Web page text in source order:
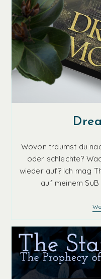
Wovon träumst du
oder schlechte?
wieder auf? Ich mag
auf meinem